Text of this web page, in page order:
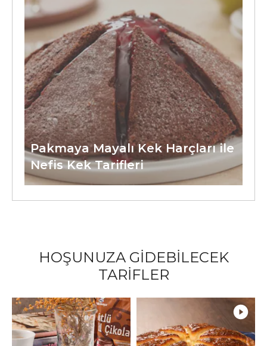
Pakmaya Mayalı Kek Harçları ile
Nefis Kek Tarifleri
HOŞUNUZA GİDEBİLECEK
TARİFLER